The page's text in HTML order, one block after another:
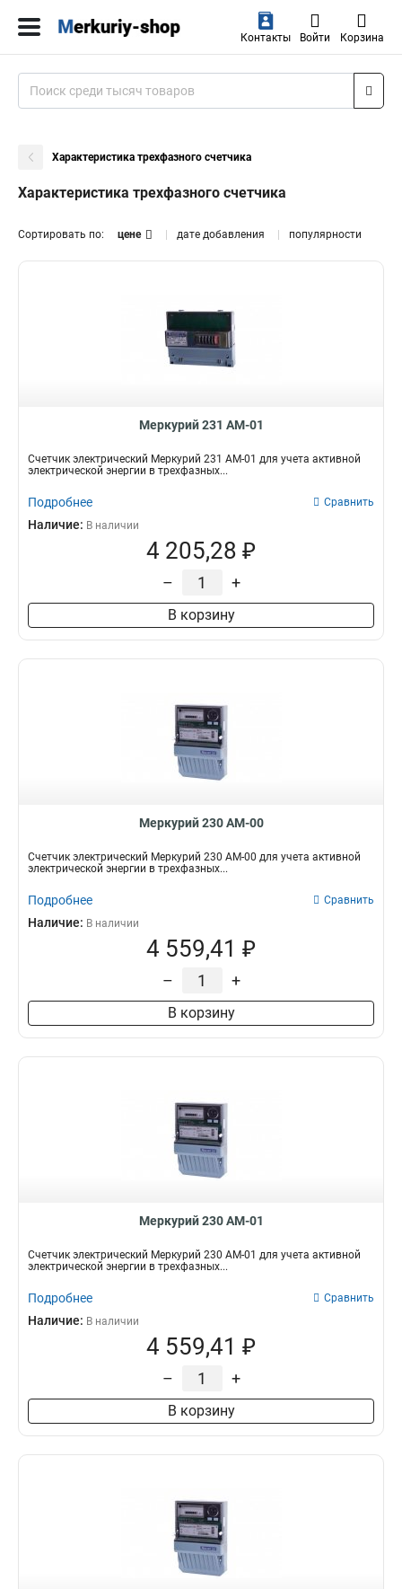
Контакты Войти Корзина
Характеристика трехфазного счетчика
Характеристика трехфазного счетчика
Сортировать по: цене дате добавления популярности
Меркурий 231 АМ-01
Счетчик электрический Меркурий 231 АМ-01 для учета активной
электрической энергии в трехфазных...
Подробнее Сравнить
Наличие: В наличии
4 205,28 ₽
– +
В корзину
Меркурий 230 АМ-00
Счетчик электрический Меркурий 230 АМ-00 для учета активной
электрической энергии в трехфазных...
Подробнее Сравнить
Наличие: В наличии
4 559,41 ₽
– +
В корзину
Меркурий 230 АМ-01
Счетчик электрический Меркурий 230 АМ-01 для учета активной
электрической энергии в трехфазных...
Подробнее Сравнить
Наличие: В наличии
4 559,41 ₽
– +
В корзину